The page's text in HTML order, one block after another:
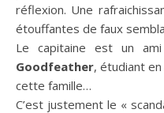
réflexion. Une
étouffantes de faux
Le capitaine est un
Goodfeather, étudiant
cette famille…
C’est justement le «